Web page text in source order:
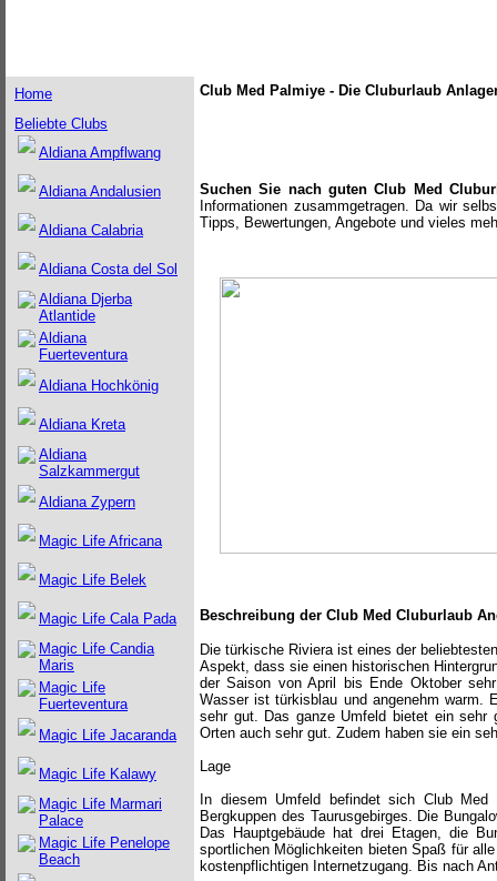
Home
Beliebte Clubs
Aldiana Ampflwang
Aldiana Andalusien
Aldiana Calabria
Aldiana Costa del Sol
Aldiana Djerba
Atlantide
Aldiana
Fuerteventura
Aldiana Hochkönig
Aldiana Kreta
Aldiana
Salzkammergut
Aldiana Zypern
Magic Life Africana
Magic Life Belek
Magic Life Cala Pada
Magic Life Candia
Maris
Magic Life
Fuerteventura
Magic Life Jacaranda
Magic Life Kalawy
Magic Life Marmari
Palace
Magic Life Penelope
Beach
Club Med Palmiye - Die Cluburlaub
Suchen Sie nach guten Club Med
Informationen zusammgetragen. Da wir
Tipps, Bewertungen, Angebote und vieles
Beschreibung der Club Med Cluburlaub
Die türkische Riviera ist eines der
Aspekt, dass sie einen historischen
der Saison von April bis Ende Oktober
Wasser ist türkisblau und angenehm
sehr gut. Das ganze Umfeld bietet ein sehr
Orten auch sehr gut. Zudem haben sie ein
Lage
In diesem Umfeld befindet sich Club
Bergkuppen des Taurusgebirges. Die
Das Hauptgebäude hat drei Etagen, die
sportlichen Möglichkeiten bieten Spaß für
kostenpflichtigen Internetzugang. Bis nach